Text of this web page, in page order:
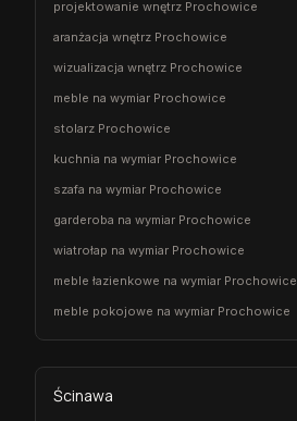
projektowanie wnętrz Prochowice
aranżacja wnętrz Prochowice
wizualizacja wnętrz Prochowice
meble na wymiar Prochowice
stolarz Prochowice
kuchnia na wymiar Prochowice
szafa na wymiar Prochowice
garderoba na wymiar Prochowice
wiatrołap na wymiar Prochowice
meble łazienkowe na wymiar Prochowice
meble pokojowe na wymiar Prochowice
Ścinawa